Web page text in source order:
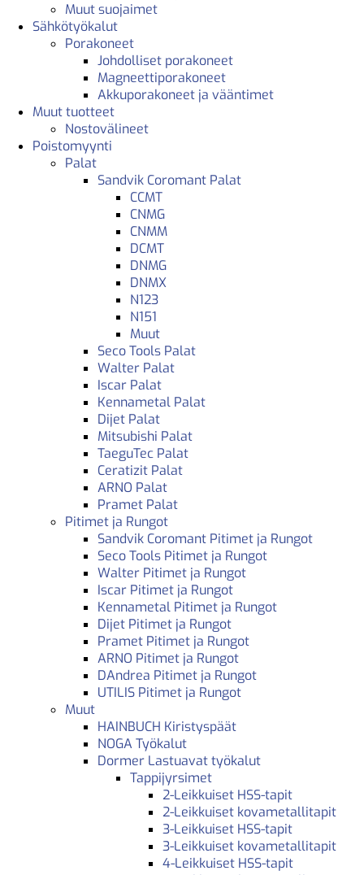
Muut suojaimet
Sähkötyökalut
Porakoneet
Johdolliset porakoneet
Magneettiporakoneet
Akkuporakoneet ja vääntimet
Muut tuotteet
Nostovälineet
Poistomyynti
Palat
Sandvik Coromant Palat
CCMT
CNMG
CNMM
DCMT
DNMG
DNMX
N123
N151
Muut
Seco Tools Palat
Walter Palat
Iscar Palat
Kennametal Palat
Dijet Palat
Mitsubishi Palat
TaeguTec Palat
Ceratizit Palat
ARNO Palat
Pramet Palat
Pitimet ja Rungot
Sandvik Coromant Pitimet ja Rungot
Seco Tools Pitimet ja Rungot
Walter Pitimet ja Rungot
Iscar Pitimet ja Rungot
Kennametal Pitimet ja Rungot
Dijet Pitimet ja Rungot
Pramet Pitimet ja Rungot
ARNO Pitimet ja Rungot
DAndrea Pitimet ja Rungot
UTILIS Pitimet ja Rungot
Muut
HAINBUCH Kiristyspäät
NOGA Työkalut
Dormer Lastuavat työkalut
Tappijyrsimet
2-Leikkuiset HSS-tapit
2-Leikkuiset kovametallitapit
3-Leikkuiset HSS-tapit
3-Leikkuiset kovametallitapit
4-Leikkuiset HSS-tapit